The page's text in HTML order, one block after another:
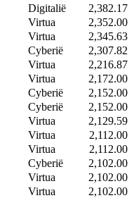
Digitalië
2,382.17
Virtua
2,352.00
Virtua
2,345.63
Cyberië
2,307.82
Virtua
2,216.87
Virtua
2,172.00
Cyberië
2,152.00
Cyberië
2,152.00
Virtua
2,129.59
Virtua
2,112.00
Virtua
2,112.00
Cyberië
2,102.00
Virtua
2,102.00
Virtua
2,102.00